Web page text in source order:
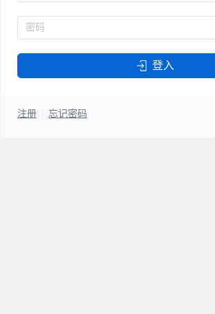
密码
登入
注册 忘记密码